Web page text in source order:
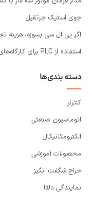
جوی استیک جرثقیل
اگر پی ال سی بسوزه، هزینه
استفاده از PLC برای کارگاه‌های کوچک چقدر هزینه داره؟
دسته بندی‌ها
کنترلر
اتوماسیون صنعتی
الکترومکانیکال
محصولات آموزشی
حراج شگفت انگیز
نمایندگی دلتا